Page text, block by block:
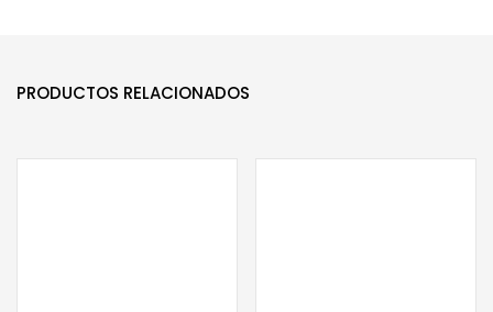
PRODUCTOS RELACIONADOS